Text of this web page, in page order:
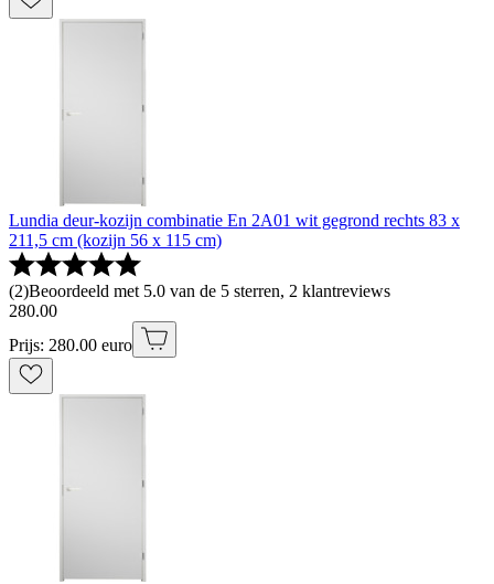
Lundia deur-kozijn combinatie En 2A01 wit gegrond rechts 83 x
211,5 cm (kozijn 56 x 115 cm)
(2)Beoordeeld met 5.0 van de 5 sterren, 2 klantreviews
280.00
Prijs: 280.00 euro